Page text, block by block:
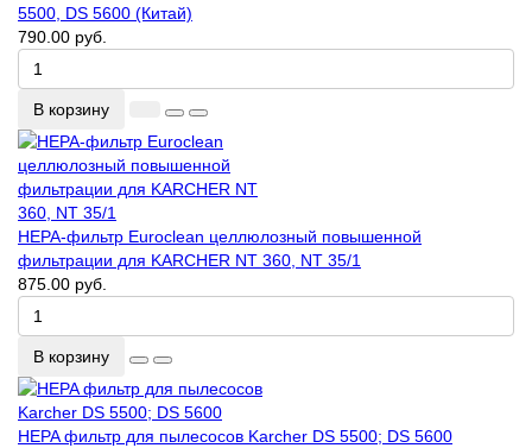
5500, DS 5600 (Китай)
790.00 руб.
В корзину
HEPA-фильтр Euroclean целлюлозный повышенной
фильтрации для KARCHER NT 360, NT 35/1
875.00 руб.
В корзину
HEPA фильтр для пылесосов Karcher DS 5500; DS 5600